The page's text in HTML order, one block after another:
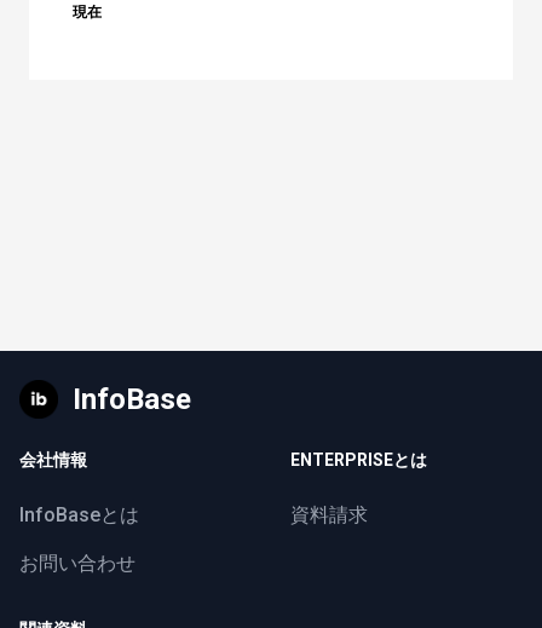
現在
InfoBase
会社情報
InfoBaseとは
お問い合わせ
ENTERPRISEとは
資料請求